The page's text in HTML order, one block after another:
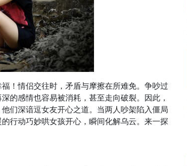
！情侣交往时，矛盾与摩擦在所难免。争吵过
的感情也容易被消耗，甚至走向破裂。因此，
们深谙逗女友开心之道。当两人吵架陷入僵局
行动巧妙哄女孩开心，瞬间化解乌云。来一探